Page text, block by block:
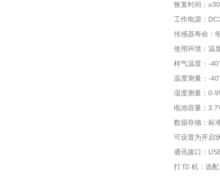
恢复时间：
工作电源：
传感器寿命：
使用环境：温
样气温度：-
温度测量：-
湿度测量：0-
电池容量：
数据存储：标
可设置为开启
通讯接口：
打 印 机：选